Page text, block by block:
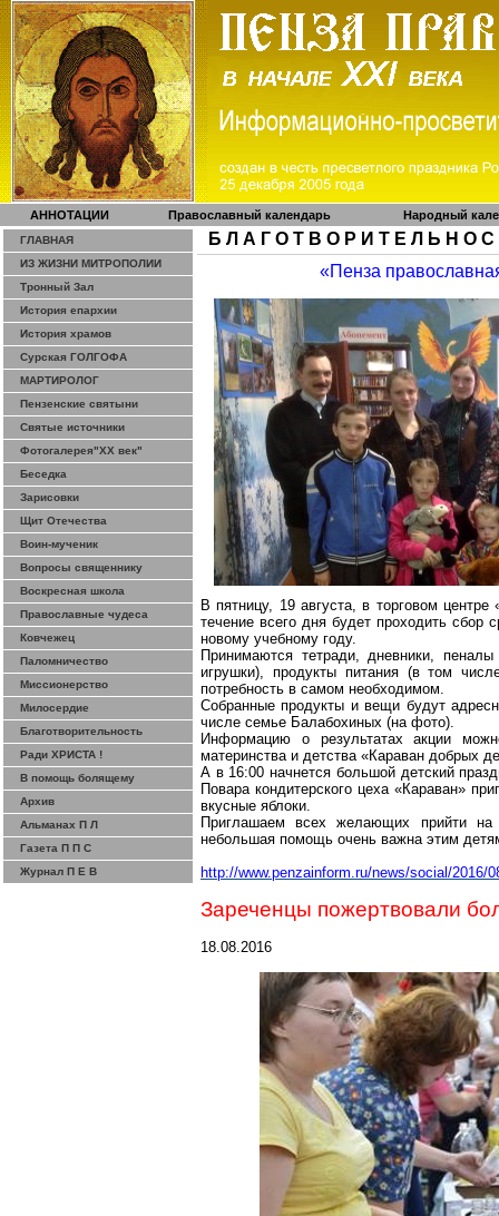
АННОТАЦИИ Православный календарь Народный
ГЛАВНАЯ
ИЗ ЖИЗНИ МИТРОПОЛИИ
Тронный Зал
История епархии
История храмов
Сурская ГОЛГОФА
МАРТИРОЛОГ
Пензенские святыни
Святые источники
Фотогалерея"ХХ век"
Беседка
Зарисовки
Щит Отечества
Воин-мученик
Вопросы священнику
Воскресная школа
Православные чудеса
Ковчежец
Паломничество
Миссионерство
Милосердие
Благотворительность
Ради ХРИСТА !
В помощь болящему
Архив
Альманах П Л
Газета П П С
Журнал П Е В
Б Л А Г О Т В О Р И Т Е Л Ь Н О С
«Пенза
В пятницу, 19 августа, в торговом
течение всего дня будет проходить
новому учебному году.
Принимаются тетради, дневники,
игрушки), продукты питания (в том
потребность в самом необходимом.
Собранные продукты и вещи будут
числе семье Балабохиных (на фото).
Информацию о результатах акции
материнства и детства «Караван добрых
А в 16:00 начнется большой детский
Повара кондитерского цеха «Караван»
вкусные яблоки.
Приглашаем всех желающих прийти на
небольшая помощь очень важна этим
http://www.penzainform.ru/news/social/2016/
Зареченцы пожертвовали
18.08.2016